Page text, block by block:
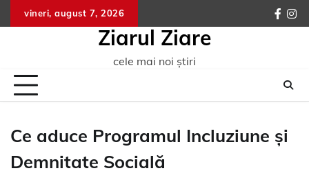
to
vineri, august 7, 2026
Ziarul Ziare
cele mai noi știri
Ce aduce Programul Incluziune și
Demnitate Socială